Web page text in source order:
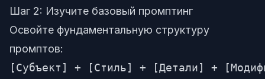
Шаг 2: Изучите базовый промптинг
Освойте фундаментальную структуру
промптов: